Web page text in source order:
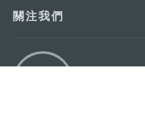
關注我們